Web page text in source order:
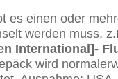
es einen oder
werden muss,
International]-
wird